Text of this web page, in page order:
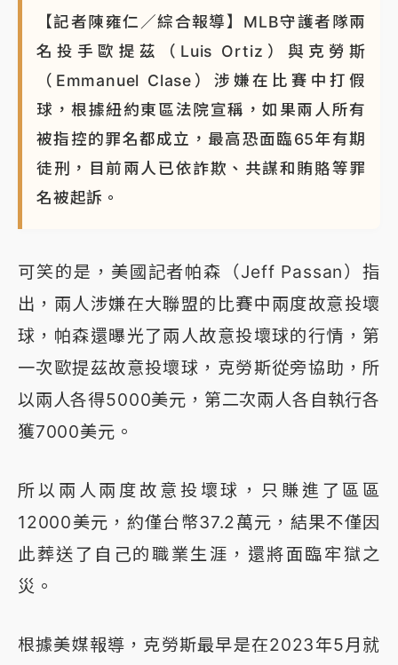
要3件事
【記者陳雍仁／綜合報導】MLB守護者隊兩
名投手歐提茲（Luis Ortiz）與克勞斯
（Emmanuel Clase）涉嫌在比賽中打假
球，根據紐約東區法院宣稱，如果兩人所有
被指控的罪名都成立，最高恐面臨65年有期
徒刑，目前兩人已依詐欺、共謀和賄賂等罪
名被起訴。
可笑的是，美國記者帕森（Jeff Passan）指
出，兩人涉嫌在大聯盟的比賽中兩度故意投壞
球，帕森還曝光了兩人故意投壞球的行情，第
一次歐提茲故意投壞球，克勞斯從旁協助，所
以兩人各得5000美元，第二次兩人各自執行各
獲7000美元。
所以兩人兩度故意投壞球，只賺進了區區
12000美元，約僅台幣37.2萬元，結果不僅因
此葬送了自己的職業生涯，還將面臨牢獄之
災。
根據美媒報導，克勞斯最早是在2023年5月就